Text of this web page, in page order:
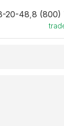
20-48 8 (800)